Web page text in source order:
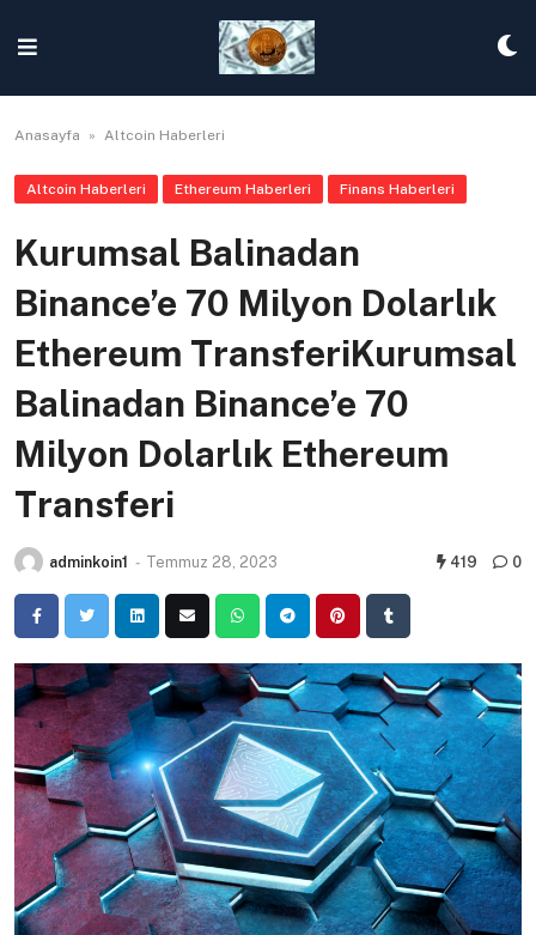
content
Anasayfa » Altcoin Haberleri
Altcoin Haberleri Ethereum Haberleri Finans Haberleri
Kurumsal Balinadan
Binance’e 70 Milyon Dolarlık
Ethereum TransferiKurumsal
Balinadan Binance’e 70
Milyon Dolarlık Ethereum
Transferi
adminkoin1 - Temmuz 28, 2023 419 0